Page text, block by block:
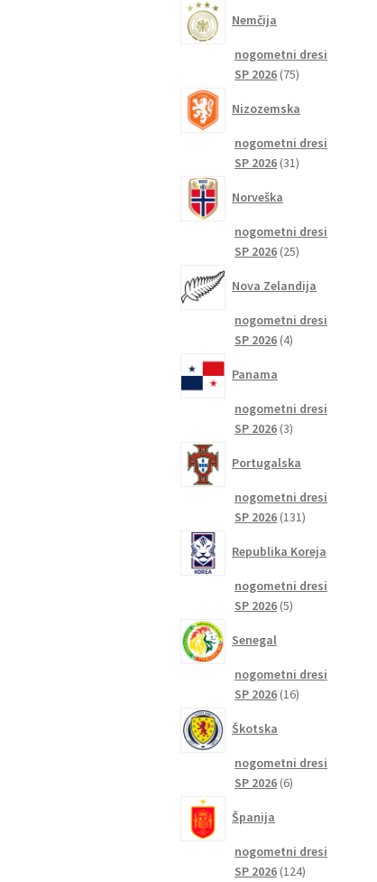
Nemčija
nogometni dresi
SP 2026 7575
Nizozemska
nogometni dresi
SP 2026 3131
Norveška
nogometni dresi
SP 2026 2525
Nova Zelandija
nogometni dresi
SP 2026 44
Panama
nogometni dresi
SP 2026 33
Portugalska
nogometni dresi
SP 2026 131131
Republika Koreja
nogometni dresi
SP 2026 55
Senegal
nogometni dresi
SP 2026 1616
Škotska
nogometni dresi
SP 2026 66
Španija
nogometni dresi
SP 2026 124124